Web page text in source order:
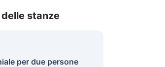
stanze
per due persone